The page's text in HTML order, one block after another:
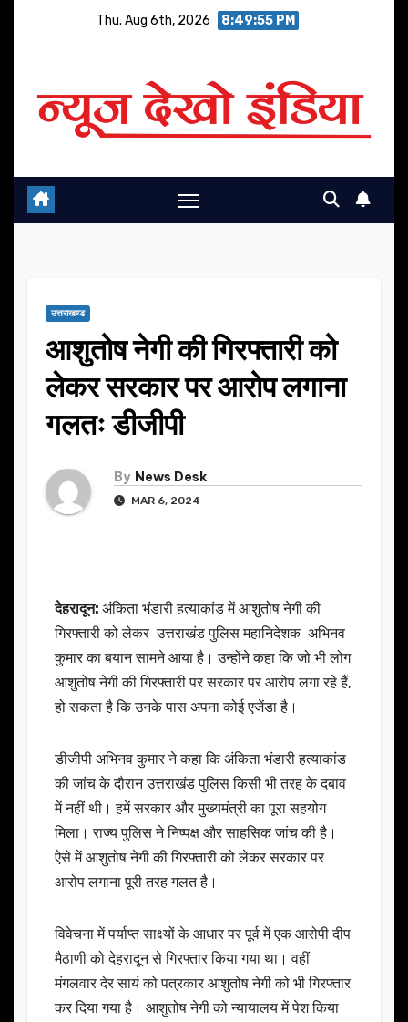
Thu. Aug 6th, 2026 8:49:56 PM
उत्तराखण्ड
आशुतोष नेगी की गिरफ्तारी को
लेकर सरकार पर आरोप लगाना
गलतः डीजीपी
By News Desk
MAR 6, 2024
देहरादून: अंकिता भंडारी हत्याकांड में आशुतोष नेगी की
गिरफ्तारी को लेकर उत्तराखंड पुलिस महानिदेशक अभिनव
कुमार का बयान सामने आया है। उन्होंने कहा कि जो भी लोग
आशुतोष नेगी की गिरफ्तारी पर सरकार पर आरोप लगा रहे हैं,
हो सकता है कि उनके पास अपना कोई एजेंडा है।
डीजीपी अभिनव कुमार ने कहा कि अंकिता भंडारी हत्याकांड
की जांच के दौरान उत्तराखंड पुलिस किसी भी तरह के दबाव
में नहीं थी। हमें सरकार और मुख्यमंत्री का पूरा सहयोग
मिला। राज्य पुलिस ने निष्पक्ष और साहसिक जांच की है।
ऐसे में आशुतोष नेगी की गिरफ्तारी को लेकर सरकार पर
आरोप लगाना पूरी तरह गलत है।
विवेचना में पर्याप्त साक्ष्यों के आधार पर पूर्व में एक आरोपी दीप
मैठाणी को देहरादून से गिरफ्तार किया गया था। वहीं
मंगलवार देर सायं को पत्रकार आशुतोष नेगी को भी गिरफ्तार
कर दिया गया है। आशुतोष नेगी को न्यायालय में पेश किया